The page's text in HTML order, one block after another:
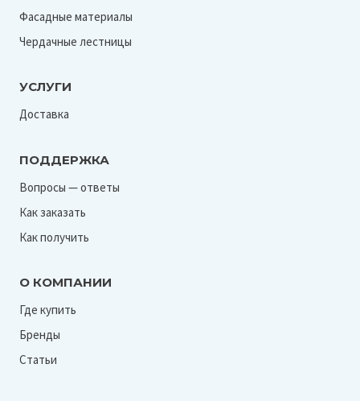
Фасадные материалы
Чердачные лестницы
УСЛУГИ
Доставка
ПОДДЕРЖКА
Вопросы — ответы
Как заказать
Как получить
О КОМПАНИИ
Где купить
Бренды
Статьи